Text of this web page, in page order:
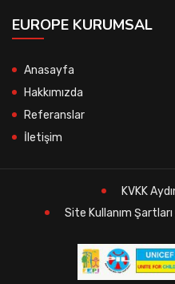
EUROPE KURUMSAL
Anasayfa
Hakkımızda
Referanslar
İletişim
KVKK
Site Kullanım Şartları